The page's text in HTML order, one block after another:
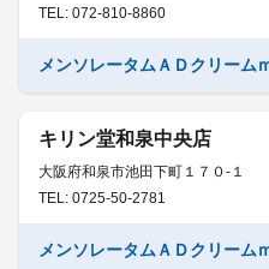
TEL: 072-810-8860
メンソレータムＡＤクリー
キリン堂和泉中央店
大阪府和泉市池田下町１７０-１
TEL: 0725-50-2781
メンソレータムＡＤクリー